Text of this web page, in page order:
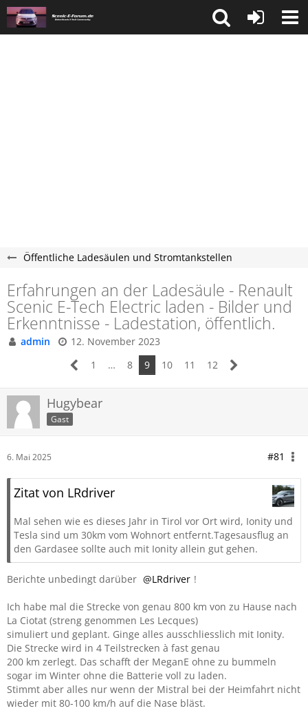
Öffentliche Ladesäulen und Stromtankstellen
Erfahrungen an der Ladesäule - Renault
Scenic E-Tech Electric laden - Bilder und
Erkenntnisse - Ladestation, öffentlich.
admin
12. November 2023
1
… 8 9 10 11 12
Hugybear
Gast
6. Mai 2025 #81
Zitat von LRdriver
Mal sehen wie es dieses Jahr in Tirol vor Ort wird, Ionity und
Tesla sind um 30km vom Wohnort entfernt.Tagesausflug an
den Gardasee sollte auch mit Ionity allein gut gehen.
Berichte unbedingt darüber LRdriver !
Ich habe mal die Strecke von genau 800 km von zu Hause nach
La Ciotat (streng genommen Les Lecques)
simuliert und geplant. Ginge alles ausschliesslich mit Ionity.
Die Strecke wird in 4 Teilstrecken à fast genau
200 km zerlegt. Das schafft der MeganE ohne zu bummeln
sogar im Winter ohne die Batterie voll zu laden.
Stimmt aber alles nur wenn der Mistral bei der Heimfahrt nicht
wieder mit 80-100 km/h auf die Nase bläst.